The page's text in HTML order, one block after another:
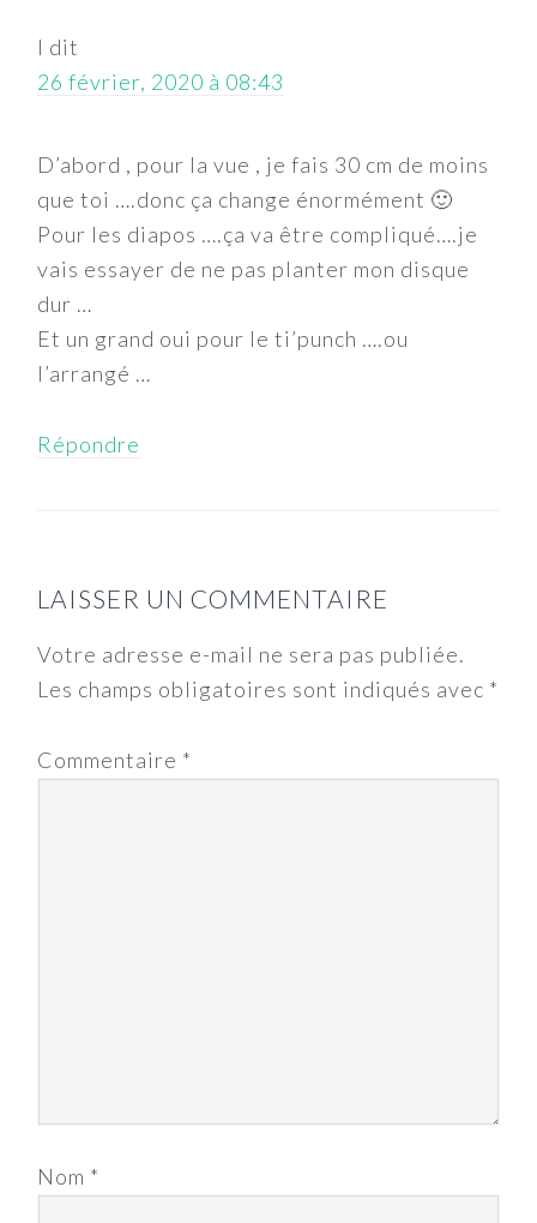
l dit
26 février, 2020 à 08:43
D’abord , pour la vue , je fais 30 cm de moins
que toi ….donc ça change énormément 🙂
Pour les diapos ….ça va être compliqué….je
vais essayer de ne pas planter mon disque
dur …
Et un grand oui pour le ti’punch ….ou
l’arrangé …
Répondre
LAISSER UN COMMENTAIRE
Votre adresse e-mail ne sera pas publiée.
Les champs obligatoires sont indiqués avec *
Commentaire *
Nom *